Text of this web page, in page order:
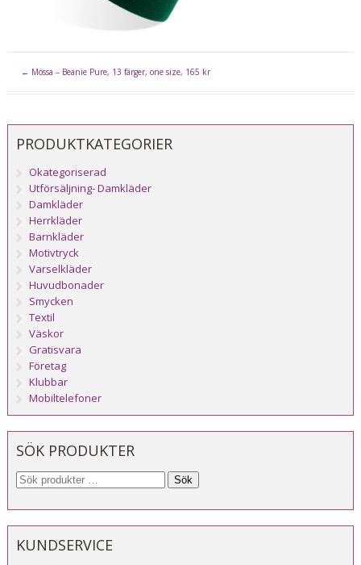
← Mössa – Beanie Pure, 13 färger, one size, 165 kr
PRODUKTKATEGORIER
Okategoriserad
Utförsäljning- Damkläder
Damkläder
Herrkläder
Barnkläder
Motivtryck
Varselkläder
Huvudbonader
Smycken
Textil
Väskor
Gratisvara
Företag
Klubbar
Mobiltelefoner
SÖK PRODUKTER
Sök
KUNDSERVICE